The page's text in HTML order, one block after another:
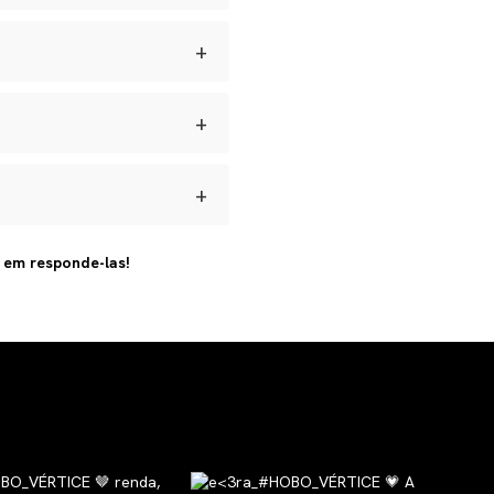
+
+
+
responde-las!